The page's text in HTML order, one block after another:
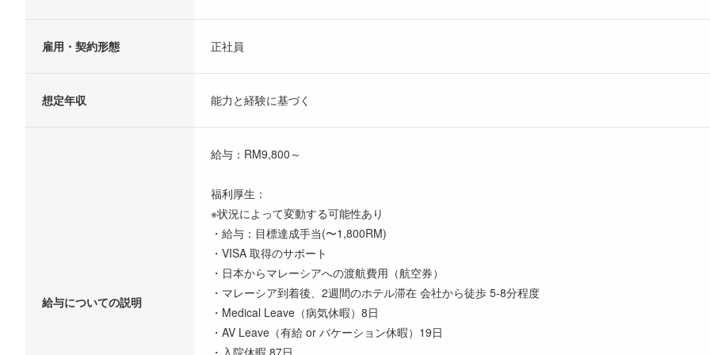
雇用・契約形態 正社員
想定年収 能力と経験に基づく
給与についての説明
給与：RM9,800～
福利厚生：
※状況によって変動する可能性あり
・給与：目標達成手当(〜1,800RM)
・VISA 取得のサポート
・日本からマレーシアへの渡航費用（航空券）
・マレーシア到着後、2週間のホテル滞在 会社から徒歩 5-8分程度
・Medical Leave（病気休暇）8日
・AV Leave（有給 or バケーション休暇）19日